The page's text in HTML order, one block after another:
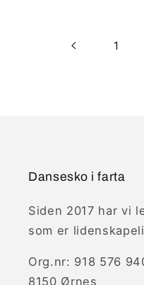
1
Dansesko i farta
Siden 2017 har vi
som er
Org.nr: 918 576
8150 Ørnes